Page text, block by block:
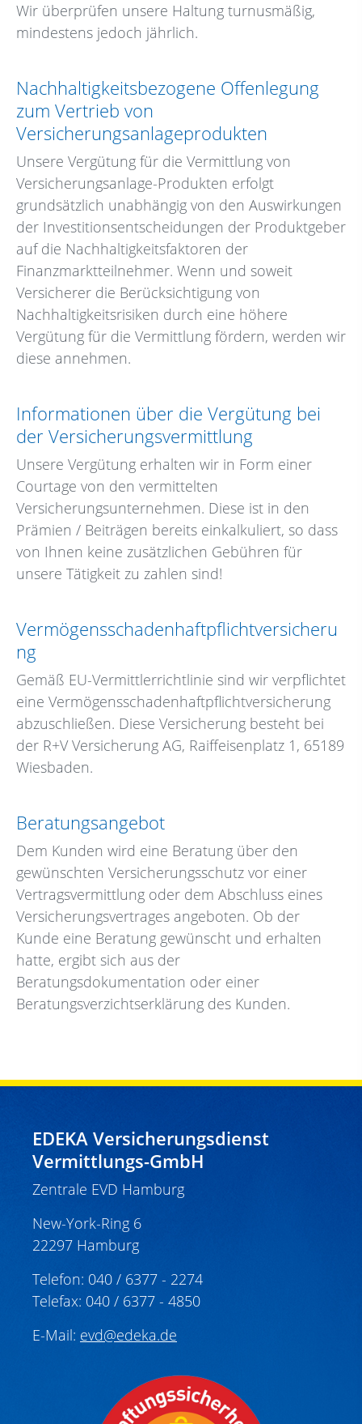
Wir überprüfen unsere Haltung turnusmäßig,
mindestens jedoch jährlich.
Nachhaltigkeitsbezogene Offenlegung
zum Vertrieb von
Versicherungsanlageprodukten
Unsere Vergütung für die Vermittlung von
Versicherungsanlage-Produkten erfolgt
grundsätzlich unabhängig von den Auswirkungen
der Investitionsentscheidungen der Produktgeber
auf die Nachhaltigkeitsfaktoren der
Finanzmarktteilnehmer. Wenn und soweit
Versicherer die Berücksichtigung von
Nachhaltigkeitsrisiken durch eine höhere
Vergütung für die Vermittlung fördern, werden wir
diese annehmen.
Informationen über die Vergütung bei
der Versicherungsvermittlung
Unsere Vergütung erhalten wir in Form einer
Courtage von den vermittelten
Versicherungsunternehmen. Diese ist in den
Prämien / Beiträgen bereits einkalkuliert, so dass
von Ihnen keine zusätzlichen Gebühren für
unsere Tätigkeit zu zahlen sind!
Vermögensschadenhaftpflichtversicheru
ng
Gemäß EU-Vermittlerrichtlinie sind wir verpflichtet
eine Vermögensschaden­haftpflichtversicherung
abzuschließen. Diese Versicherung besteht bei
der R+V Versicherung AG, Raiffeisenplatz 1, 65189
Wiesbaden.
Beratungsangebot
Dem Kunden wird eine Beratung über den
gewünschten Versicherungsschutz vor einer
Vertragsvermittlung oder dem Abschluss eines
Versicherungsvertrages angeboten. Ob der
Kunde eine Beratung gewünscht und erhalten
hatte, ergibt sich aus der
Beratungsdokumentation oder einer
Beratungsverzichtserklärung des Kunden.
EDEKA Versicherungsdienst
Vermittlungs-GmbH
Zentrale EVD Hamburg
New-York-Ring 6
22297 Hamburg
Telefon: 040 / 6377 - 2274
Telefax: 040 / 6377 - 4850
E-Mail: evd@edeka.de